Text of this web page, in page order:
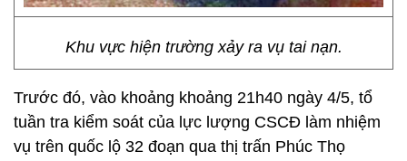
Khu vực hiện trường xảy ra vụ tai nạn.
Trước đó, vào khoảng khoảng 21h40 ngày 4/5, tổ
tuần tra kiểm soát của lực lượng CSCĐ làm nhiệm
vụ trên quốc lộ 32 đoạn qua thị trấn Phúc Thọ